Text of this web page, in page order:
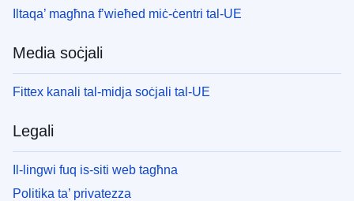
Iltaqa’ magħna f’wieħed miċ-ċentri tal-UE
Media soċjali
Fittex kanali tal-midja soċjali tal-UE
Legali
Il-lingwi fuq is-siti web tagħna
Politika ta’ privatezza